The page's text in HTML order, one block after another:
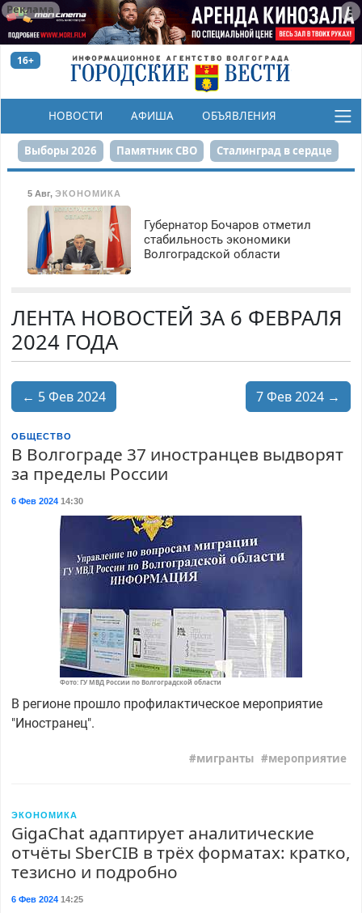
Реклама
16+
НОВОСТИ АФИША ОБЪЯВЛЕНИЯ
КОНКУРСЫ
Выборы 2026 Памятник СВО Сталинград в сердце
Реконструкция ЦПКиО На службе городу
80-летие Победы Парк Героев-летчиков
5 Авг, ЭКОНОМИКА
Губернатор Бочаров отметил
стабильность экономики
Волгоградской области
ЛЕНТА НОВОСТЕЙ ЗА 6 ФЕВРАЛЯ
2024 ГОДА
← 5 Фев 2024 7 Фев 2024 →
ОБЩЕСТВО
В Волгограде 37 иностранцев выдворят
за пределы России
6 Фев 202414:30
Фото: ГУ МВД России по Волгоградской области
В регионе прошло профилактическое мероприятие
"Иностранец".
мигранты мероприятие
ЭКОНОМИКА
GigaChat адаптирует аналитические
отчёты SberCIB в трёх форматах: кратко,
тезисно и подробно
6 Фев 202414:25